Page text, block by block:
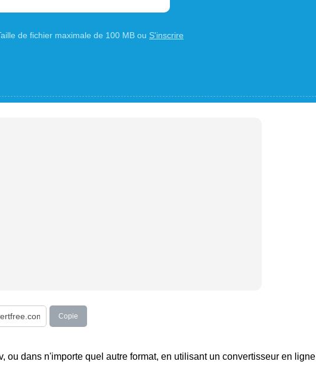
de fichier maximale de 100 MB ou S'inscrire
Copie
ou dans n'importe quel autre format, en utilisant un convertisseur en ligne